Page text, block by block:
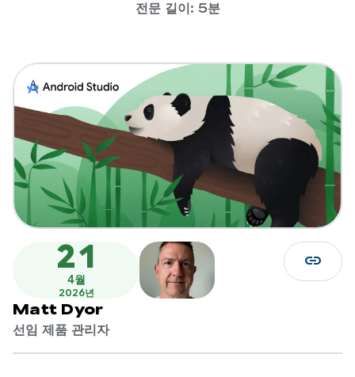
전문 길이: 5분
21
4월
2026년
Matt Dyor
선임 제품 관리자
link